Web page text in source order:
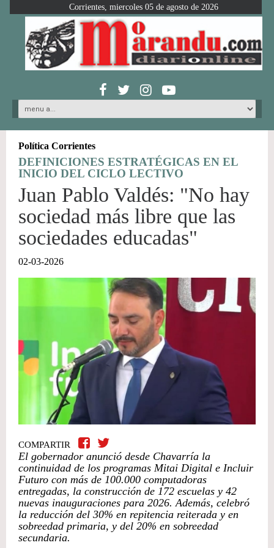
Corrientes, miercoles 05 de agosto de 2026
Política Corrientes
DEFINICIONES ESTRATÉGICAS EN EL
INICIO DEL CICLO LECTIVO
Juan Pablo Valdés: "No hay
sociedad más libre que las
sociedades educadas"
02-03-2026
COMPARTIR
El gobernador anunció desde Chavarría la
continuidad de los programas Mitai Digital e Incluir
Futuro con más de 100.000 computadoras
entregadas, la construcción de 172 escuelas y 42
nuevas inauguraciones para 2026. Además, celebró
la reducción del 30% en repitencia reiterada y en
sobreedad primaria, y del 20% en sobreedad
secundaria.